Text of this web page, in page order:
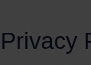
Privacy